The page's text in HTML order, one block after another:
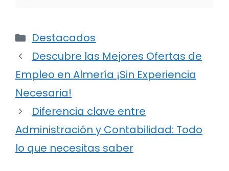
Categorías
Destacados
Descubre las Mejores Ofertas de
Empleo en Almería ¡Sin Experiencia
Necesaria!
Diferencia clave entre
Administración y Contabilidad: Todo
lo que necesitas saber